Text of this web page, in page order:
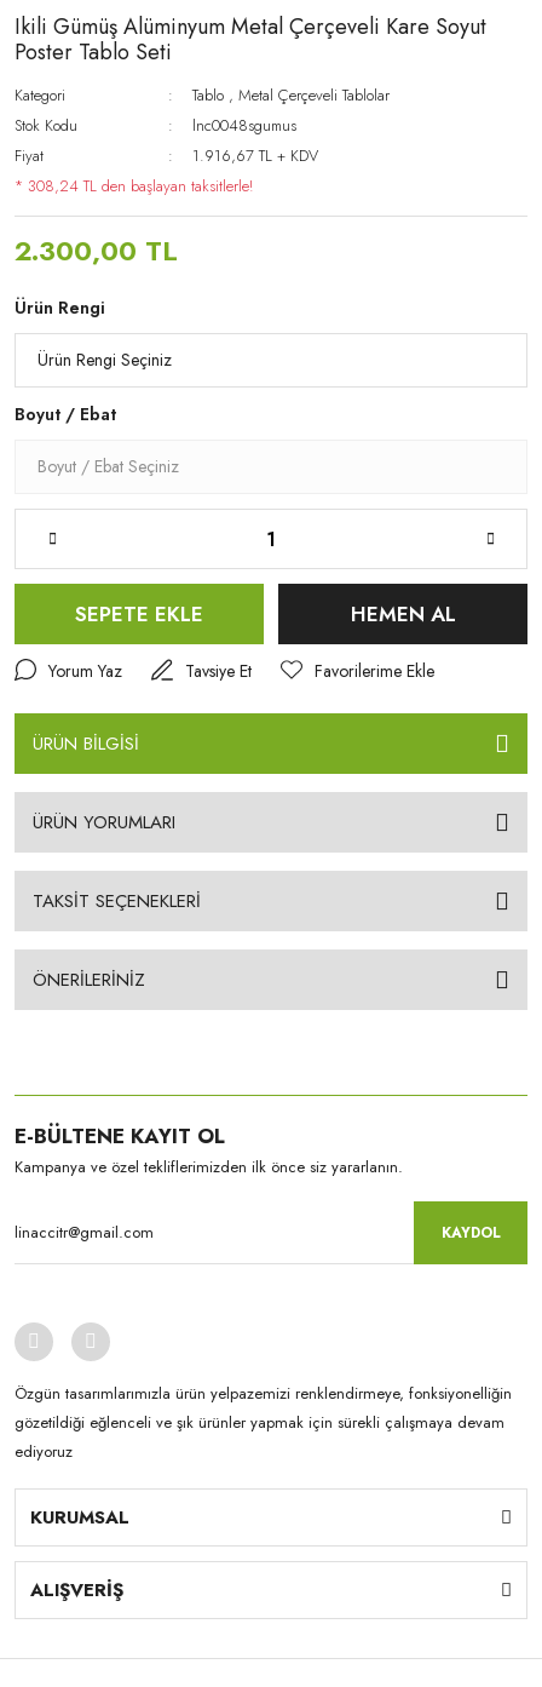
Ikili Gümüş Alüminyum Metal Çerçeveli Kare Soyut
Poster Tablo Seti
Kategori Tablo ,Metal Çerçeveli Tablolar
Stok Kodu
lnc0048sgumus
Fiyat
1.916,67 TL + KDV
* 308,24 TL den başlayan taksitlerle!
2.300,00 TL
Ürün Rengi
Boyut / Ebat
SEPETE EKLE HEMEN AL
Yorum Yaz Tavsiye Et
ÜRÜN BİLGİSİ
ÜRÜN YORUMLARI
TAKSİT SEÇENEKLERİ
ÖNERİLERİNİZ
E-BÜLTENE KAYIT OL
Kampanya ve özel tekliflerimizden ilk önce siz yararlanın.
KAYDOL
Özgün tasarımlarımızla ürün yelpazemizi renklendirmeye, fonksiyonelliğin
gözetildiği eğlenceli ve şık ürünler yapmak için sürekli çalışmaya devam
ediyoruz
KURUMSAL
ALIŞVERİŞ